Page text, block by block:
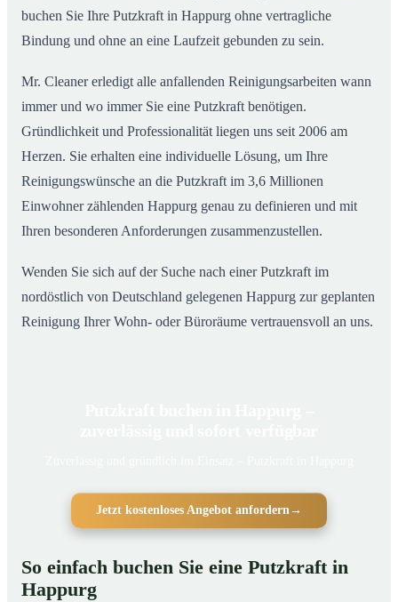
buchen Sie Ihre Putzkraft in Happurg ohne vertragliche
Bindung und ohne an eine Laufzeit gebunden zu sein.
Mr. Cleaner erledigt alle anfallenden Reinigungsarbeiten wann
immer und wo immer Sie eine Putzkraft benötigen.
Gründlichkeit und Professionalität liegen uns seit 2006 am
Herzen. Sie erhalten eine individuelle Lösung, um Ihre
Reinigungswünsche an die Putzkraft im 3,6 Millionen
Einwohner zählenden Happurg genau zu definieren und mit
Ihren besonderen Anforderungen zusammenzustellen.
Wenden Sie sich auf der Suche nach einer Putzkraft im
nordöstlich von Deutschland gelegenen Happurg zur geplanten
Reinigung Ihrer Wohn- oder Büroräume vertrauensvoll an uns.
Jetzt kostenloses Angebot anfordern→
So einfach buchen Sie eine Putzkraft in
Happurg